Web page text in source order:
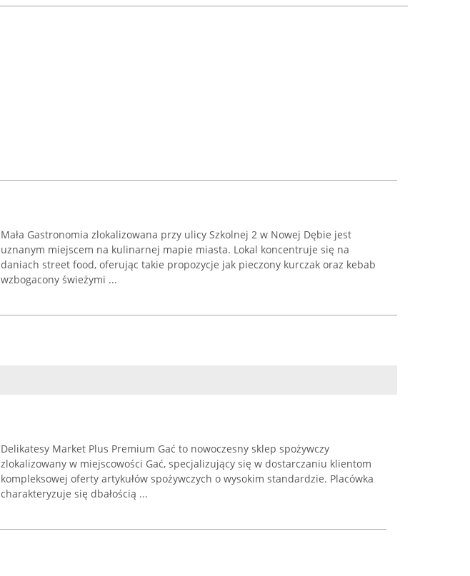
Mała Gastronomia zlokalizowana przy ulicy Szkolnej 2 w Nowej Dębie jest
uznanym miejscem na kulinarnej mapie miasta. Lokal koncentruje się na
daniach street food, oferując takie propozycje jak pieczony kurczak oraz kebab
wzbogacony świeżymi ...
Delikatesy Market Plus Premium Gać to nowoczesny sklep spożywczy
zlokalizowany w miejscowości Gać, specjalizujący się w dostarczaniu klientom
kompleksowej oferty artykułów spożywczych o wysokim standardzie. Placówka
charakteryzuje się dbałością ...